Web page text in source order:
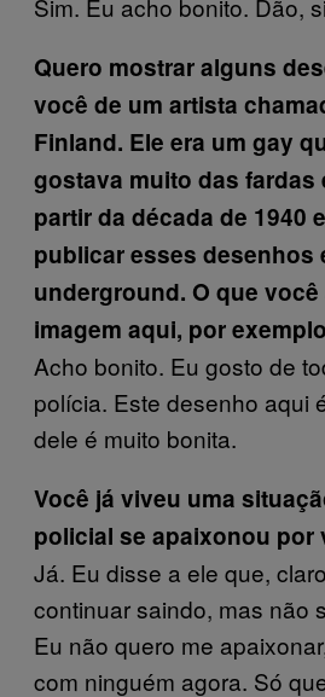
Quero mostraralguns
você de um artista
Finland. Ele era um gay
gostava muito das fardas
partir da década de 1940
publicaresses desenhos
underground. O que
imagem aqui, por
Acho bonito. Eu gosto de
polícia. Este desenho aqui
dele é muito bonita.
Você já viveu uma
policial se apaixonou por
Já. Eu disse a ele que,
continuar saindo, mas não
Eu não quero me
com ninguém agora. Só